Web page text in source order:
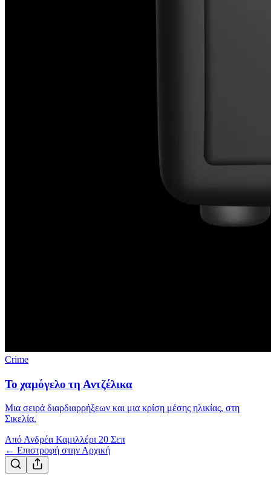
Crime
Το χαμόγελο τη Αντζέλικα
Μια σειρά διαρδιαρρήξεων και μια κρίση μέσης ηλικίας, στη
Σικελία.
Από Ανδρέα Καμιλλέρι 20 Σεπ
← Επιστροφή στην Αρχική